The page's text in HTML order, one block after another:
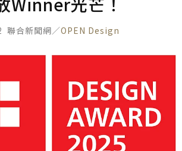
聯合新聞網／OPEN Design